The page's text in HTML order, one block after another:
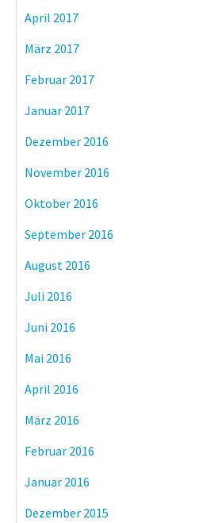
April 2017
März 2017
Februar 2017
Januar 2017
Dezember 2016
November 2016
Oktober 2016
September 2016
August 2016
Juli 2016
Juni 2016
Mai 2016
April 2016
März 2016
Februar 2016
Januar 2016
Dezember 2015